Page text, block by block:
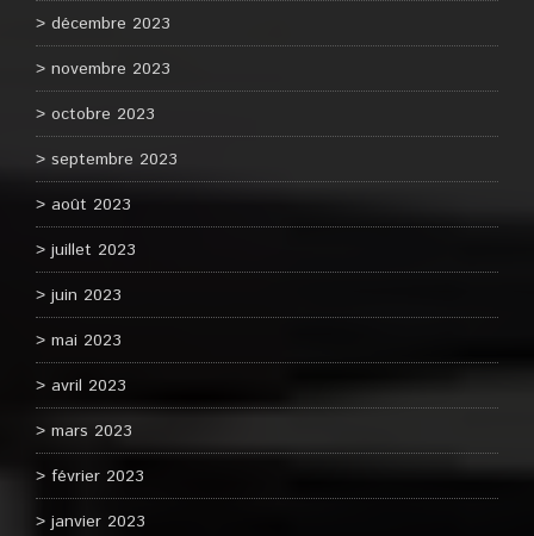
décembre 2023
novembre 2023
octobre 2023
septembre 2023
août 2023
juillet 2023
juin 2023
mai 2023
avril 2023
mars 2023
février 2023
janvier 2023